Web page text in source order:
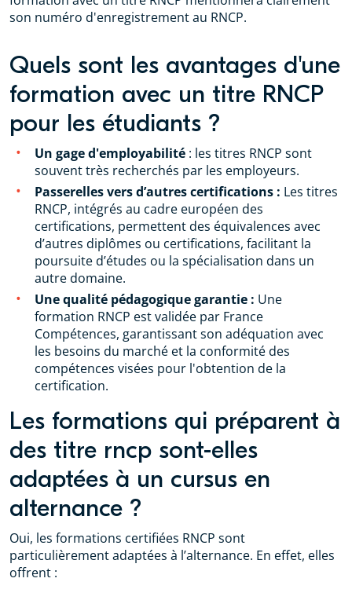
son numéro d'enregistrement au RNCP.
Quels sont les avantages d'une
formation avec un titre RNCP
pour les étudiants ?
Un gage d'employabilité : les titres RNCP sont
souvent très recherchés par les employeurs.
Passerelles vers d’autres certifications : Les titres
RNCP, intégrés au cadre européen des
certifications, permettent des équivalences avec
d’autres diplômes ou certifications, facilitant la
poursuite d’études ou la spécialisation dans un
autre domaine.
Une qualité pédagogique garantie : Une
formation RNCP est validée par France
Compétences, garantissant son adéquation avec
les besoins du marché et la conformité des
compétences visées pour l'obtention de la
certification.
Les formations qui préparent à
des titre rncp sont-elles
adaptées à un cursus en
alternance ?
Oui, les formations certifiées RNCP sont
particulièrement adaptées à l’alternance. En effet, elles
offrent :